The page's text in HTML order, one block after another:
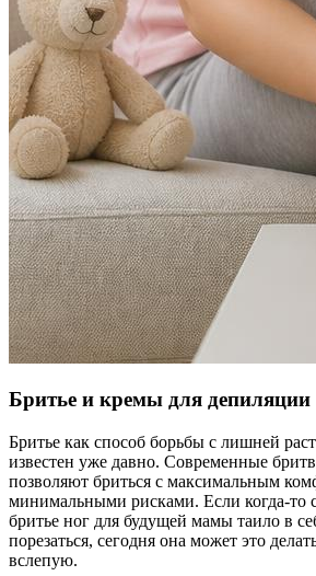
Бритье и кремы для депиляции
Бритье как способ борьбы с лишней
известен уже давно. Современные
позволяют бриться с максимальным
минимальными рисками. Если когда-то
бритье ног для будущей мамы таило в
порезаться, сегодня она может это
вслепую.